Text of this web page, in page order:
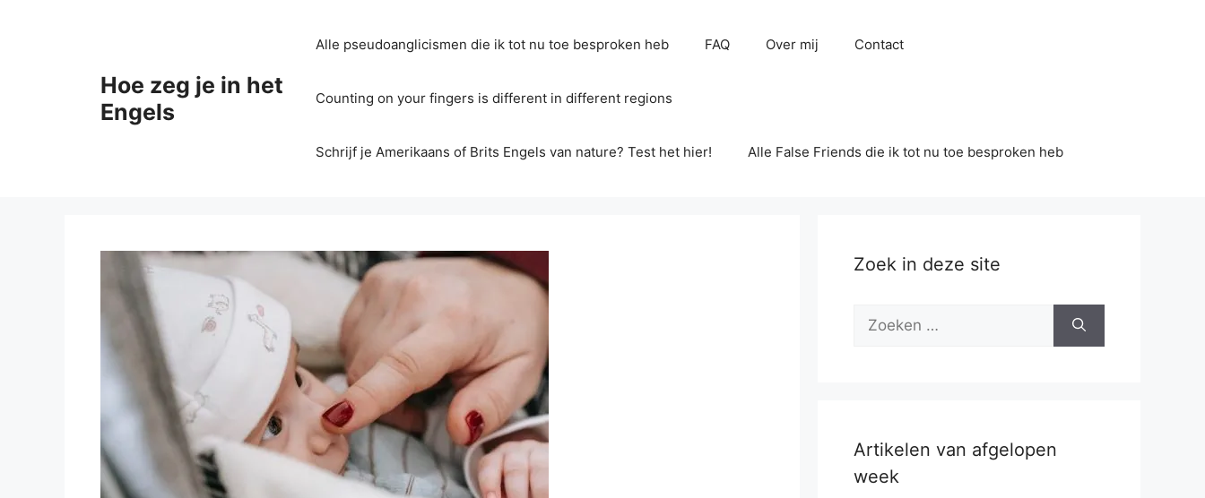
Hoe zeg je in het
Engels
Alle pseudoanglicismen die ik tot nu toe besproken heb FAQ Over mij Contact
Counting on your fingers is different in different regions
Schrijf je Amerikaans of Brits Engels van nature? Test het hier! Alle False Friends die ik tot nu toe besproken heb
Zoek in deze site
Zoek
Artikelen van afgelopen
week